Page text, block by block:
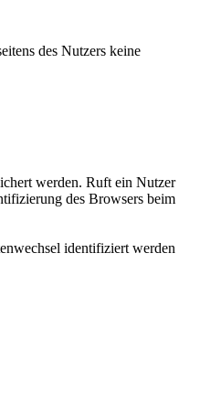
des Nutzers keine
werden. Ruft ein Nutzer
des Browsers beim
identifiziert werden